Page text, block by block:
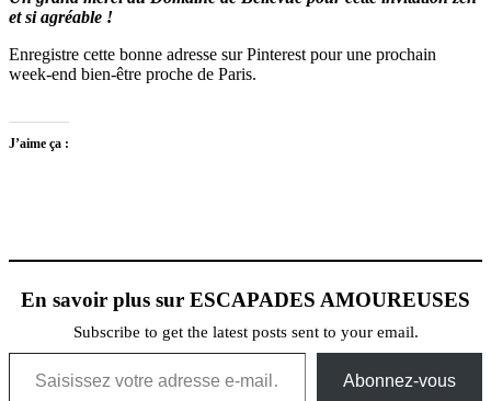
et si agréable !
Enregistre cette bonne adresse sur Pinterest pour une prochain
week-end bien-être proche de Paris.
J’aime ça :
En savoir plus sur ESCAPADES AMOUREUSES
Subscribe to get the latest posts sent to your email.
Saisissez votre adresse e-mail…
Abonnez-vous